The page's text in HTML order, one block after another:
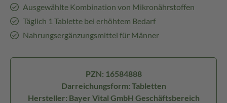
Ausgewählte Kombination von Mikronährstoffen
Täglich 1 Tablette bei erhöhtem Bedarf
Nahrungsergänzungsmittel für Männer
PZN: 16584888
Darreichungsform: Tabletten
Hersteller: Bayer Vital GmbH Geschäftsbereich